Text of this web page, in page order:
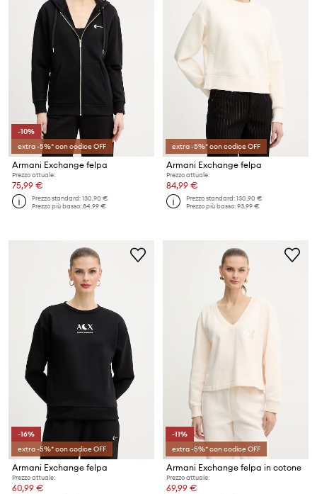
-10%
extra -5%* con codice OFF
Armani Exchange felpa
Prezzo attuale:
75,99 €
Prezzo standard:130,90 €
Prezzo più basso:84,99 €
extra -5%* con codice OFF
Armani Exchange felpa
Prezzo attuale:
84,99 €
Prezzo standard:130,90 €
Prezzo più basso:93,99 €
-16%
extra -5%* con codice OFF
Armani Exchange felpa
Prezzo attuale:
60,99 €
-11%
extra -5%* con codice OFF
Armani Exchange felpa in cotone
Prezzo attuale:
69,99 €